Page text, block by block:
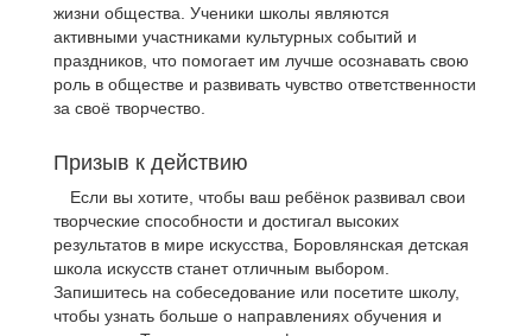
жизни общества. Ученики школы являются
активными участниками культурных событий и
праздников, что помогает им лучше осознавать свою
роль в обществе и развивать чувство ответственности
за своё творчество.
Призыв к действию
Если вы хотите, чтобы ваш ребёнок развивал свои
творческие способности и достигал высоких
результатов в мире искусства, Боровлянская детская
школа искусств станет отличным выбором.
Запишитесь на собеседование или посетите школу,
чтобы узнать больше о направлениях обучения и